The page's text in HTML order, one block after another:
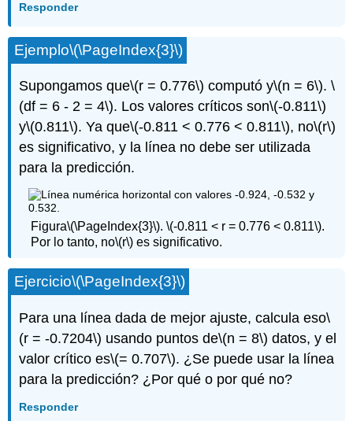
Responder
Ejemplo\(\PageIndex{3}\)
Supongamos que\(r = 0.776\) computó y\(n = 6\).\
(df = 6 - 2 = 4\). Los valores críticos son\(-0.811\)
y\(0.811\). Ya que\(-0.811 < 0.776 < 0.811\), no\(r\)
es significativo, y la línea no debe ser utilizada
para la predicción.
Figura\(\PageIndex{3}\).\(-0.811 < r = 0.776 < 0.811\).
Por lo tanto, no\(r\) es significativo.
Ejercicio\(\PageIndex{3}\)
Para una línea dada de mejor ajuste, calcula eso\
(r = -0.7204\) usando puntos de\(n = 8\) datos, y el
valor crítico es\(= 0.707\). ¿Se puede usar la línea
para la predicción? ¿Por qué o por qué no?
Responder